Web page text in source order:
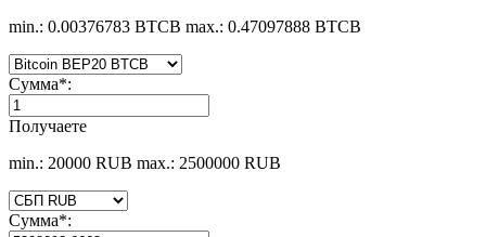
min.: 0.00376783 BTCB max.: 0.47097888 BTCB
Сумма*:
Получаете
min.: 20000 RUB max.: 2500000 RUB
Сумма*: